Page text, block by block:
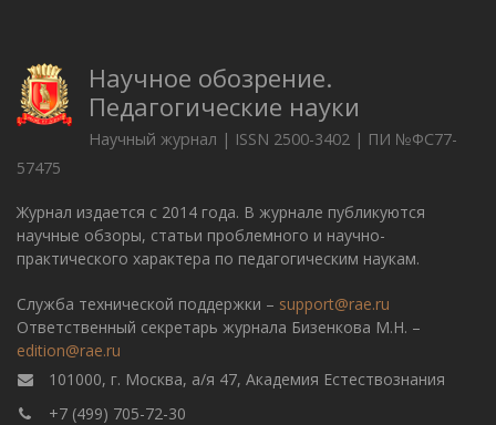
Научное обозрение.
Педагогические науки
Научный журнал | ISSN 2500-3402 | ПИ №ФС77-
57475
Журнал издается с 2014 года. В журнале публикуются
научные обзоры, статьи проблемного и научно-
практического характера по педагогическим наукам.
Служба технической поддержки – support@rae.ru
Ответственный секретарь журнала Бизенкова М.Н. –
edition@rae.ru
101000, г. Москва, а/я 47, Академия Естествознания
+7 (499) 705-72-30